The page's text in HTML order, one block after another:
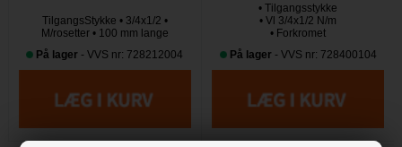
TilgangsStykke • 3/4x1/2 •
M/rosetter • 100 mm lange
På lager - VVS nr: 728212004
• Tilgangsstykke
• Vl 3/4x1/2 N/m
• Forkromet
På lager- VVS nr: 728400104